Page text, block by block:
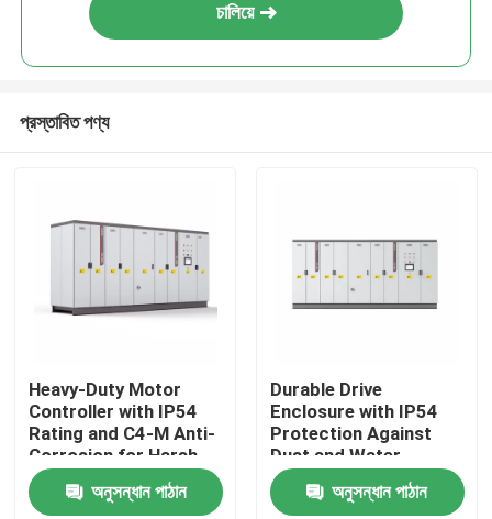
বাড়ি
চালিয়ে
প্রস্তাবিত পণ্য
Heavy-Duty Motor
Controller with IP54
Rating and C4-M Anti-
Corrosion for Harsh
Plant Conditions
অনুসন্ধান পাঠান
Durable Drive
Enclosure with IP54
Protection Against
Dust and Water
Ingress for Reliability
অনুসন্ধান পাঠান